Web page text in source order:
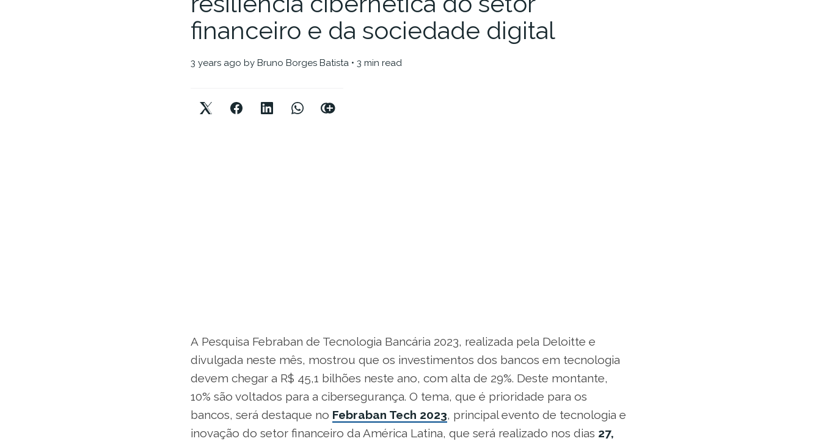
financeiro e da sociedade digital
3 years ago by Bruno Borges Batista • 3 min read
A Pesquisa Febraban de Tecnologia Bancária 2023, realizada pela Deloitte e
divulgada neste mês, mostrou que os investimentos dos bancos em tecnologia
devem chegar a R$ 45,1 bilhões neste ano, com alta de 29%. Deste montante,
10% são voltados para a cibersegurança. O tema, que é prioridade para os
bancos, será destaque no Febraban Tech 2023, principal evento de tecnologia e
inovação do setor financeiro da América Latina, que será realizado nos dias 27,